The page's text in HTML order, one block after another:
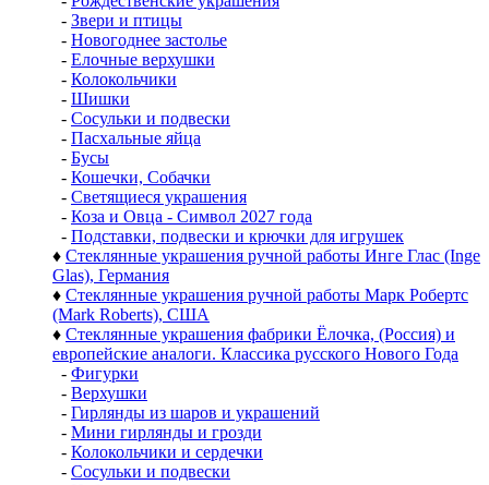
- Звери и птицы
- Новогоднее застолье
- Елочные верхушки
- Колокольчики
- Шишки
- Сосульки и подвески
- Пасхальные яйца
- Бусы
- Кошечки, Собачки
- Светящиеся украшения
- Коза и Овца - Символ 2027 года
- Подставки, подвески и крючки для игрушек
♦ Стеклянные украшения ручной работы Инге Глас (Inge
Glas), Германия
♦ Стеклянные украшения ручной работы Марк Робертс
(Mark Roberts), США
♦ Стеклянные украшения фабрики Ёлочка, (Россия) и
европейские аналоги. Классика русского Нового Года
- Фигурки
- Верхушки
- Гирлянды из шаров и украшений
- Мини гирлянды и грозди
- Колокольчики и сердечки
- Сосульки и подвески